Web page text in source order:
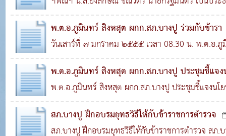
คนแดร์สู้ภัยยาเสพติด ณ ...
พ.ต.อ.ภูมินทร์ สิงหสุต ผกก.สภ.บางปู ร่วมกับข้ารา
2,017
วันเสาร์ที่ ๗ มกราคม ๒๕๕๕ เวลา 08.30 น. พ.ต.อ.
ผกก.สภ.บางปู พ.ต.ท.พิสุทธิ์ จันทร..
พ.ต.อ.ภูมินทร์ สิงหสุต ผกก.สภ.บางปู ประชุมชี้แจ
3,403
พ.ต.อ.ภูมินทร์ สิงหสุต ผกก.สภ.บางปู ประชุมชี้แจงนโ
กรณีเรื่องอบรมนายร้อยอายุ 5..
สภ.บางปู ฝึกอบรมยุทธวิธีให้กับข้าราชการตำรวจ
3,369
สภ.บางปู ฝึกอบรมยุทธวิธีให้กับข้าราชการตำรวจ สภ.